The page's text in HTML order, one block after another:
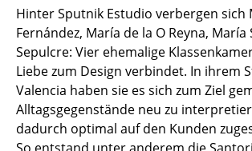
Bänke & Liegen
Sitzsäcke
Gartenstühle
Kinderstühle
Hinter Sputnik Estudio verbergen sich
Fernández, María de la O Reyna,
Sepulcre: Vier ehemalige
Liebe zum Design verbindet. In ihrem
Valencia haben sie es sich zum Ziel
Alltagsgegenstände neu zu
dadurch optimal auf den Kunden